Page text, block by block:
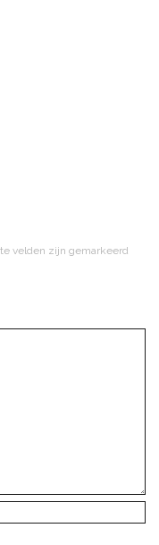
velden zijn gemarkeerd